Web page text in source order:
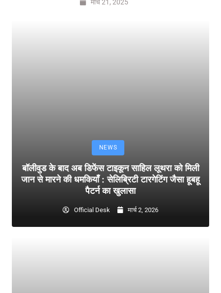
मार्च 21, 2025
NEWS
बॉलीवुड के बाद अब डिफेंस टाइकून साहिल लूथरा को मिली
जान से मारने की धमकियाँ : सेलिब्रिटी टारगेटिंग जैसा हूबहू
पैटर्न का खुलासा
Official Desk मार्च 2, 2026